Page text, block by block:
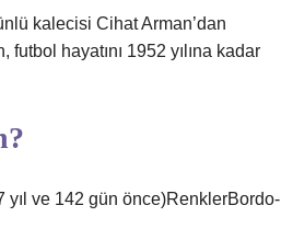
kalecisi Cihat Arman’dan
hayatını 1952 yılına kadar
yıl ve 142 gün önce)RenklerBordo-